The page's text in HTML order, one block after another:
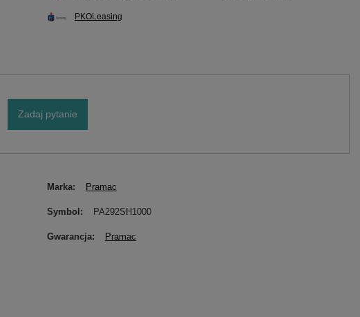
PKOLeasing
Zadaj pytanie
Marka Pramac
Symbol PA292SH1000
Gwarancja Pramac